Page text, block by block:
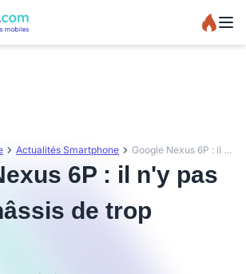
Actualités Smartphone Google Nexus 6P : il n'y pas que le châssis de trop fragile...
6P : il n'y pas
de trop